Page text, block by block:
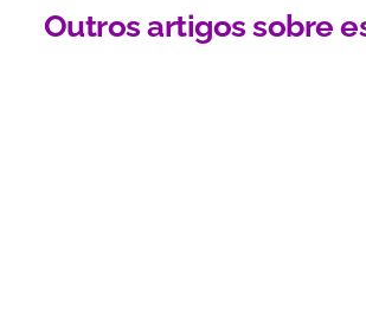
Outros artigos sobre